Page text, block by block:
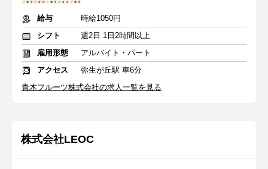
給与
時給1050円
シフト
週2日 1日2時間以上
雇用形態
アルバイト・パート
アクセス
弥生が丘駅 車6分
青木フルーツ株式会社の求人一覧を見る
株式会社LEOC